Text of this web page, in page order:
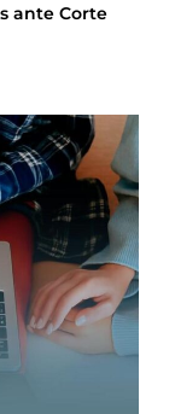
ante Corte